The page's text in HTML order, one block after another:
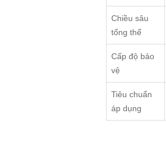
Chiều sâu
tổng thể
Cấp độ bảo
vệ
Tiêu chuẩn
áp dụng